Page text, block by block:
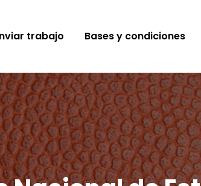
trabajo Bases y condiciones